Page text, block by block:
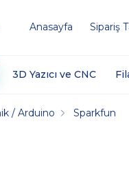
Anasayfa Sipariş
3D Yazıcı ve CNC
/ Arduino Sparkfun